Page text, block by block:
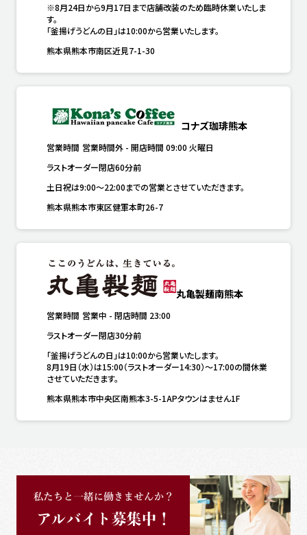
※8月24日から9月17日まで店舗改装のため臨時休業いたしま
す。
「釜揚げうどんの日」は10:00から営業いたします。
熊本県熊本市南区近見7-1-30
コナズ珈琲熊本
営業時間 営業時間外 - 開店時間 09:00 火曜日
ラストオーダー閉店60分前
土日祝は9:00～22:00までの営業とさせていただきます。
熊本県熊本市東区健軍本町26-7
丸亀製麺南熊本
営業時間 営業中 - 閉店時間 23:00
ラストオーダー閉店30分前
「釜揚げうどんの日」は10:00から営業いたします。
8月19日（水）は15:00（ラストオーダー14:30）～17:00の間休業
させていただきます。
熊本県熊本市中央区南熊本3-5-1APタウンはません1F